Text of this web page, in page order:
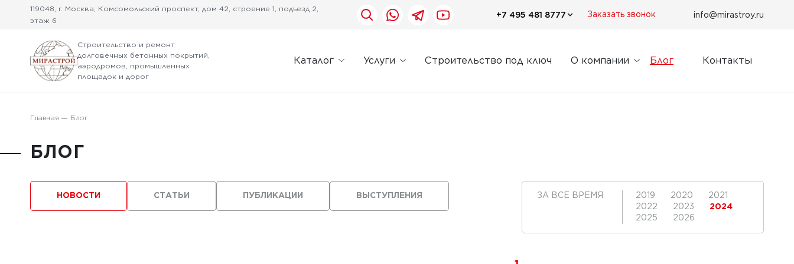
119048, г. Москва, Комсомольский проспект, дом 42, строение 1, подъезд 2,
этаж 6
+7 495 481 8777 Заказать звонок info@mirastroy.ru
Строительство и ремонт
долговечных бетонных покрытий,
аэродромов, промышленных
площадок и дорог
Каталог Услуги Строительство под ключ О компании Блог Контакты
Главная Блог
БЛОГ
ВЫСТУПЛЕНИЯ
ПУБЛИКАЦИИ
НОВОСТИ СТАТЬИ ЗА ВСЕ ВРЕМЯ 2019 2020
2021
2022
2023
2024
2025
2026